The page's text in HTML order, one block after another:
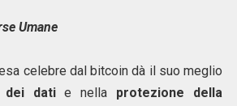
Umane
celebre dal bitcoin dà il suo meglio
dei datie nella protezione della